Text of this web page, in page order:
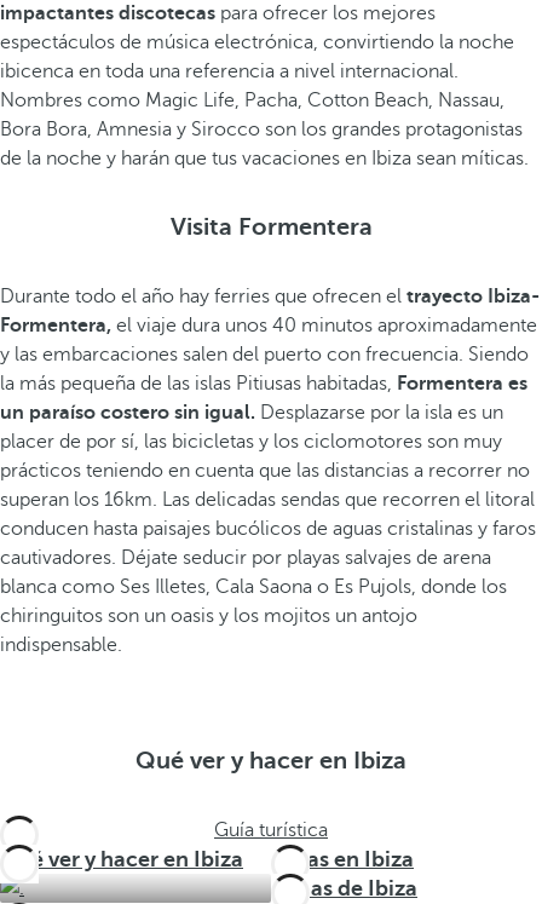
impactantes discotecas para ofrecer los mejores
espectáculos de música electrónica, convirtiendo la noche
ibicenca en toda una referencia a nivel internacional.
Nombres como Magic Life, Pacha, Cotton Beach, Nassau,
Bora Bora, Amnesia y Sirocco son los grandes protagonistas
de la noche y harán que tus vacaciones en Ibiza sean míticas.
Visita Formentera
Durante todo el año hay ferries que ofrecen el trayecto Ibiza-
Formentera, el viaje dura unos 40 minutos aproximadamente
y las embarcaciones salen del puerto con frecuencia. Siendo
la más pequeña de las islas Pitiusas habitadas, Formentera es
un paraíso costero sin igual. Desplazarse por la isla es un
placer de por sí, las bicicletas y los ciclomotores son muy
prácticos teniendo en cuenta que las distancias a recorrer no
superan los 16km. Las delicadas sendas que recorren el litoral
conducen hasta paisajes bucólicos de aguas cristalinas y faros
cautivadores. Déjate seducir por playas salvajes de arena
blanca como Ses Illetes, Cala Saona o Es Pujols, donde los
chiringuitos son un oasis y los mojitos un antojo
indispensable.
Qué ver y hacer en Ibiza
Guía turística
Qué ver y hacer en Ibiza
Rutas en Ibiza
Zonas de Ibiza